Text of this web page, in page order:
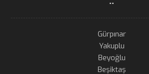
Gürpınar
Yakuplu
Beyoğlu
Beşiktaş